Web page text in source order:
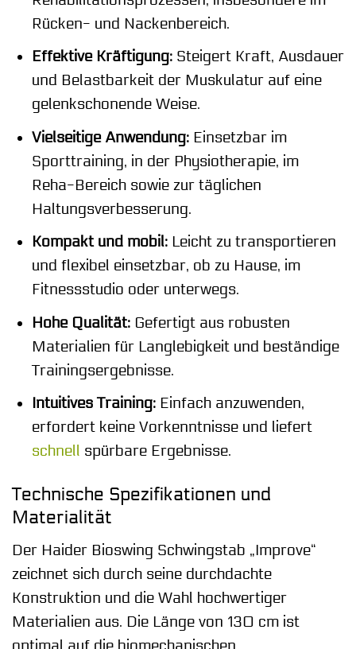
Rücken- und Nackenbereich.
Effektive Kräftigung:Steigert Kraft, Ausdauer
und Belastbarkeit der Muskulatur auf eine
gelenkschonende Weise.
Vielseitige Anwendung:Einsetzbar im
Sporttraining, in der Physiotherapie, im
Reha-Bereich sowie zur täglichen
Haltungsverbesserung.
Kompakt und mobil:Leicht zu transportieren
und flexibel einsetzbar, ob zu Hause, im
Fitnessstudio oder unterwegs.
Hohe Qualität:Gefertigt aus robusten
Materialien für Langlebigkeit und beständige
Trainingsergebnisse.
Intuitives Training:Einfach anzuwenden,
erfordert keine Vorkenntnisse und liefert
schnell spürbare Ergebnisse.
Technische Spezifikationen und
Materialität
Der Haider Bioswing Schwingstab „Improve“
zeichnet sich durch seine durchdachte
Konstruktion und die Wahl hochwertiger
Materialien aus. Die Länge von 130 cm ist